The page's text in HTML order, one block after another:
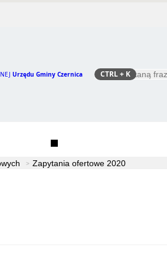
Urzędu Gminy Czernica Szukaj
CTRL+ K
Zapytania ofertowe 2020